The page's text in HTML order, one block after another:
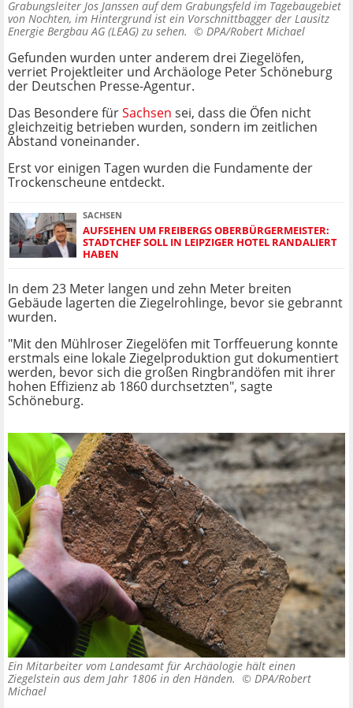
Grabungsleiter Jos Janssen auf dem Grabungsfeld im Tagebaugebiet
von Nochten, im Hintergrund ist ein Vorschnittbagger der Lausitz
Energie Bergbau AG (LEAG) zu sehen. © DPA/Robert Michael
Gefunden wurden unter anderem drei Ziegelöfen,
verriet Projektleiter und Archäologe Peter Schöneburg
der Deutschen Presse-Agentur.
Das Besondere fürSachsen sei, dass die Öfen nicht
gleichzeitig betrieben wurden, sondern im zeitlichen
Abstand voneinander.
Erst vor einigen Tagen wurden die Fundamente der
Trockenscheune entdeckt.
SACHSEN
AUFSEHEN UM FREIBERGS OBERBÜRGERMEISTER:
STADTCHEF SOLL IN LEIPZIGER HOTEL RANDALIERT
HABEN
In dem 23 Meter langen und zehn Meter breiten
Gebäude lagerten die Ziegelrohlinge, bevor sie gebrannt
wurden.
"Mit den Mühlroser Ziegelöfen mit Torffeuerung konnte
erstmals eine lokale Ziegelproduktion gut dokumentiert
werden, bevor sich die großen Ringbrandöfen mit ihrer
hohen Effizienz ab 1860 durchsetzten", sagte
Schöneburg.
Ein Mitarbeiter vom Landesamt für Archäologie hält einen
Ziegelstein aus dem Jahr 1806 in den Händen. © DPA/Robert
Michael